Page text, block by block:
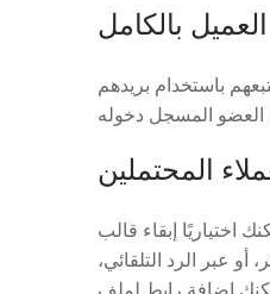
بالكامل
باستخدام بريدهم
المحتملين
إبقاء قالب
عبر الرد التلقائي،